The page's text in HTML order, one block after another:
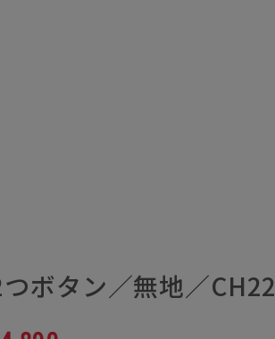
ボタン／無地／CH22